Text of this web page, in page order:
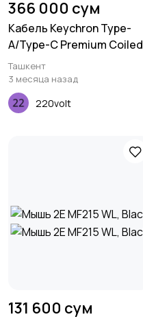
366 000 сум
Кабель Keychron Type-
A/Type-C Premium Coiled
Aviator, Cable-Angled, Red
Ташкент
3 месяца назад
220volt
131 600 сум